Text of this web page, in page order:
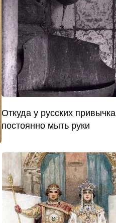
Откуда у русских привычка
постоянно мыть руки